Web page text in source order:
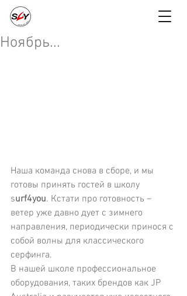
Ноябрь...
Наша команда снова в сборе, и мы
готовы принять гостей в школу
surf4you. Кстати про готовность –
ветер уже давно дует с зимнего
направления, периодически принося с
собой волны для классического
серфинга.
В нашей школе профессиональное
оборудования, таких брендов как JP